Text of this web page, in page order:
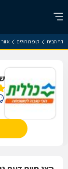
דף הבית קופות חולים